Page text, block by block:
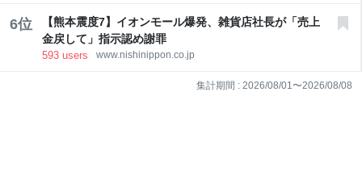
6位
【熊本震度7】イオンモール爆発、雑貨店社長が「売上
金戻して」指示認め謝罪
593 users www.nishinippon.co.jp
集計期間 : 2026/08/01 〜2026/08/08